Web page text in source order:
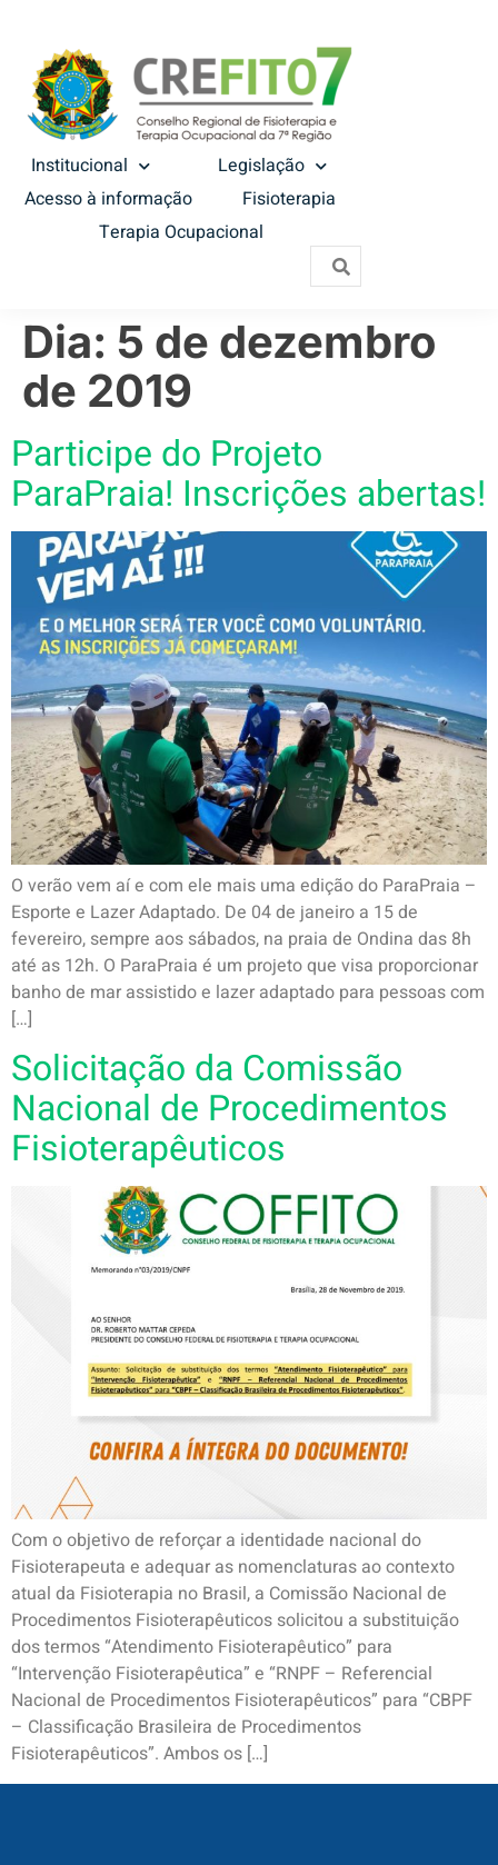
Institucional
Legislação
Acesso à informação
Fisioterapia
Terapia Ocupacional
Dia: 5 de dezembro
de 2019
Participe do Projeto
ParaPraia! Inscrições abertas!
O verão vem aí e com ele mais uma edição do ParaPraia –
Esporte e Lazer Adaptado. De 04 de janeiro a 15 de
fevereiro, sempre aos sábados, na praia de Ondina das 8h
até as 12h. O ParaPraia é um projeto que visa proporcionar
banho de mar assistido e lazer adaptado para pessoas com
[…]
Solicitação da Comissão
Nacional de Procedimentos
Fisioterapêuticos
Com o objetivo de reforçar a identidade nacional do
Fisioterapeuta e adequar as nomenclaturas ao contexto
atual da Fisioterapia no Brasil, a Comissão Nacional de
Procedimentos Fisioterapêuticos solicitou a substituição
dos termos “Atendimento Fisioterapêutico” para
“Intervenção Fisioterapêutica” e “RNPF – Referencial
Nacional de Procedimentos Fisioterapêuticos” para “CBPF
– Classificação Brasileira de Procedimentos
Fisioterapêuticos”. Ambos os […]